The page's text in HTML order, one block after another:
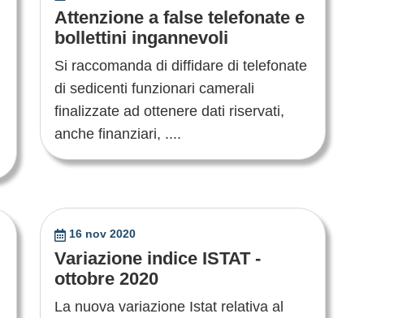
Attenzione a false telefonate e
bollettini ingannevoli
Si raccomanda di diffidare di telefonate
di sedicenti funzionari camerali
finalizzate ad ottenere dati riservati,
anche finanziari, ....
16 nov 2020
Variazione indice ISTAT -
ottobre 2020
La nuova variazione Istat relativa al